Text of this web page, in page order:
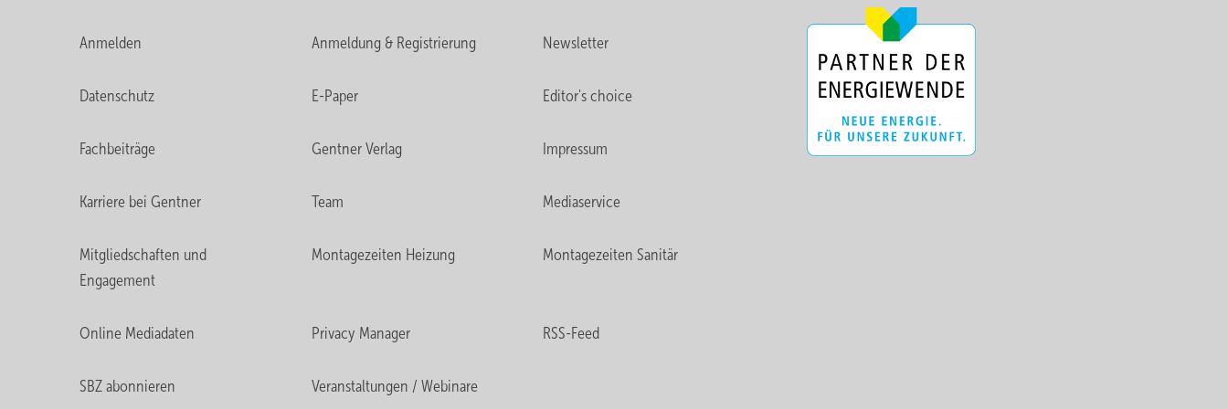
Anmelden Anmeldung & Registrierung Newsletter
Datenschutz E-Paper Editor's choice
Fachbeiträge Gentner Verlag Impressum
Karriere bei Gentner Team Mediaservice
Mitgliedschaften und
Engagement
Montagezeiten Heizung Montagezeiten Sanitär
Online Mediadaten Privacy Manager RSS-Feed
SBZ abonnieren Veranstaltungen / Webinare